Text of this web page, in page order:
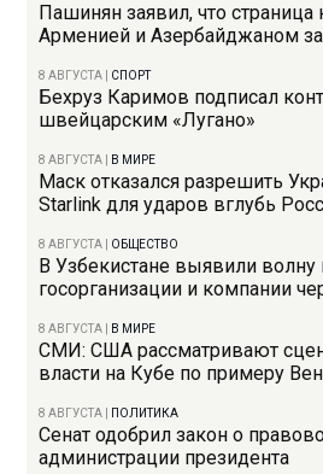
Пашинян заявил, что
Арменией и Азербайджаном
8 АВГУСТА СПОРТ
Бехруз Каримов подписал
швейцарским «Лугано»
8 АВГУСТА В МИРЕ
Маск отказался разрешить
Starlink для ударов вглубь
8 АВГУСТА ОБЩЕСТВО
В Узбекистане выявили волну
госорганизации и компании
8 АВГУСТА В МИРЕ
СМИ: США рассматривают
власти на Кубе по примеру
8 АВГУСТА ПОЛИТИКА
Сенат одобрил закон о
администрации президента